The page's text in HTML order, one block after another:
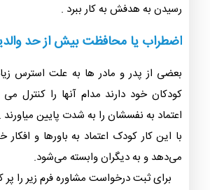
رسیدن به هدفش به کار ببرد .
اضطراب یا محافظت بیش از حد
بعضی از پدر و مادر ها به علت استرس
کودکان خود دارند مدام آنها را کنترل می
اعتماد به نفسشان را به شدت پایین میاورند .
با این کار کودک اعتماد به باور‌ها و
می‌دهد و به دیگران وابسته می‌شود.
برای ثبت درخواست مشاوره فرم زیر را پر